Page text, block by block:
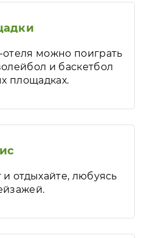
можно поиграть
и баскетбол
площадках.
отдыхайте, любуясь